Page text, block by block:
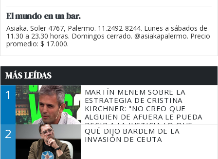
El mundo en un bar.
Asiaka. Soler 4767, Palermo. 11.2492-8244. Lunes a sábados de
11.30 a 23.30 horas. Domingos cerrado. @asiakapalermo. Precio
promedio: $ 17.000.
MÁS LEÍDAS
1
MARTÍN MENEM SOBRE LA
ESTRATEGIA DE CRISTINA
KIRCHNER: "NO CREO QUE
ALGUIEN DE AFUERA LE PUEDA
DECIR A LA JUSTICIA LO QUE
TIENE QUE HACER"
2
QUÉ DIJO BARDEM DE LA
INVASIÓN DE CEUTA